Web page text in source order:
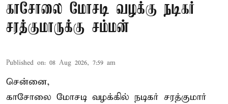
காசோலை மோசடி வழக்கு நடிகர்
சரத்குமாருக்கு சம்மன்
Published on: 08 Aug 2026, 7:59 am
சென்னை,
காசோலை மோசடி வழக்கில் நடிகர் சரத்குமார்